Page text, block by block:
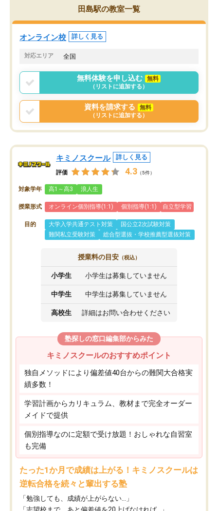
うちの子は、初回面談の講師の方で決
オンラインツールを使用した単語帳の
共有があり宿題もそちらで出される形
でした。
言う事で講師変更の申し出があり、あ
まりに短期での変更だった為、塾に通
う事にして退会しました。遅れも取り
戻せ、授業内容や講師の方は良かった
と思います。
くなってきたようなので
田島駅の教室一覧
オンライン校 詳しく見る
対応エリア 全国
無料体験を申し込む
無料
（リストに追加する）
資料を請求する
無料
（リストに追加する）
キミノスクール 詳しく見る
評価 4.3 （5件）
対象学年 高1～高3 浪人生
授業形式 オンライン個別指導(1:1) 個別指導(1:1) 自立型学習
目的 大学入学共通テスト対策
国公立2次試験対策
難関私立受験対策
総合型選抜・学校推薦型選抜対策
授業料の目安 （税込）
小学生 小学生は募集していません
中学生 中学生は募集していません
高校生 詳細はお問い合わせください
塾探しの窓口編集部からみた
キミノスクールのおすすめポイント
独自メソッドにより偏差値40台からの難関大合格実
績多数！
学習計画からカリキュラム、教材まで完全オーダー
メイドで提供
個別指導なのに定額で受け放題！おしゃれな自習室
も完備
たった1か月で成績は上がる！キミノスクールは
逆転合格を続々と輩出する塾
「勉強しても、成績が上がらない…」
「志望校まで、あと偏差値を20上げなければ…」